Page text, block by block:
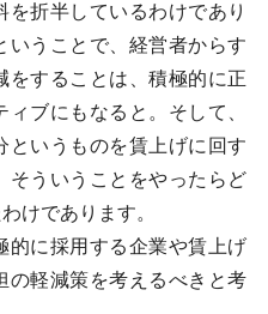
折半しているわけであり
いうことで、経営者からす
をすることは、積極的に正
ブにもなると。そして、
というものを賃上げに回す
そういうことをやったらど
けであります。
に採用する企業や賃上げ
の軽減策を考えるべきと考